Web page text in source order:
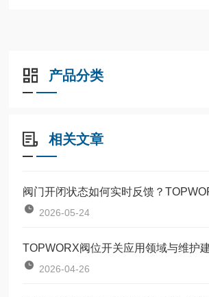
产品分类
相关文章
2026-05-24
TOPWORX阀位开关应用领域与维护
2026-04-26